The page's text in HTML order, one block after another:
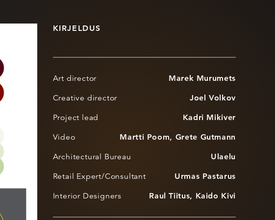
KIRJELDUS
Art director Marek Murumets
Creative director Joel Volkov
Project lead Kadri Mikiver
Video Martti Poom, Grete Gutmann
Architectural Bureau Ulaelu
Retail Expert/Consultant Urmas Pastarus
Interior Designers Raul Tiitus, Kaido Kivi